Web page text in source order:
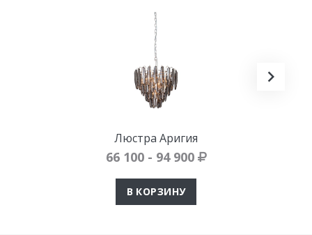
Люстра Аригия
66 100 - 94 900
В КОРЗИНУ